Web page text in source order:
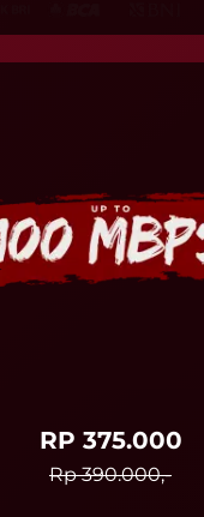
RP 375.000
Rp 390.000,-